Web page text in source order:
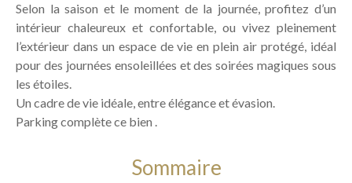
Selon la saison et le moment de la journée, profitez d’un
intérieur chaleureux et confortable, ou vivez pleinement
l’extérieur dans un espace de vie en plein air protégé, idéal
pour des journées ensoleillées et des soirées magiques sous
les étoiles.
Un cadre de vie idéale, entre élégance et évasion.
Parking complète ce bien .
Sommaire